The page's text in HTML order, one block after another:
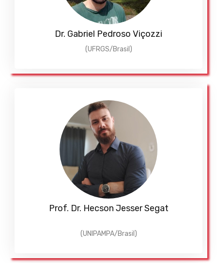
Dr. Gabriel Pedroso Viçozzi
(UFRGS/Brasil)
Prof. Dr. Hecson Jesser Segat
(UNIPAMPA/Brasil)